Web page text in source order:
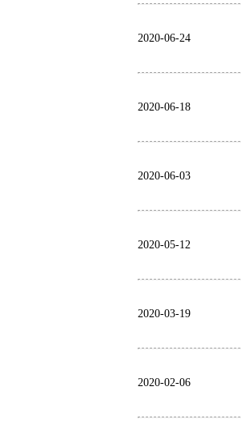
2020-06-24
2020-06-18
2020-06-03
2020-05-12
2020-03-19
2020-02-06